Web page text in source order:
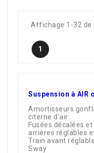
Affichage 1-32 de
1
Suspension à AIR
Amortisseurs
citerne d'air
Fusées décalées
arrières réglables
Train avant
Sway